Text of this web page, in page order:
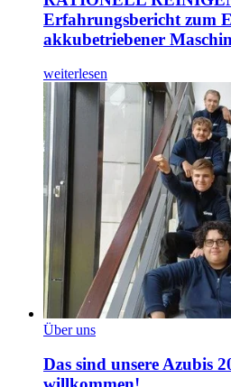
Erfahrungsbericht zum
akkubetriebener
weiterlesen
Über uns
Das sind unsere Azubis